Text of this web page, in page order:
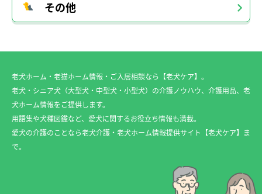
その他
老犬ホーム・老猫ホーム情報・ご入居相談なら【老犬ケア】。
老犬・シニア犬（大型犬・中型犬・小型犬）の介護ノウハウ、介護用品、老
犬ホーム情報をご提供します。
用語集や犬種図鑑など、愛犬に関するお役立ち情報も満載。
愛犬の介護のことなら老犬介護・老犬ホーム情報提供サイト【老犬ケア】ま
で。